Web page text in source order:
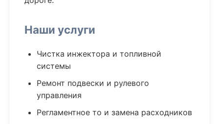
Наши услуги
Чистка инжектора и топливной
системы
Ремонт подвески и рулевого
управления
Регламентное то и замена расходников